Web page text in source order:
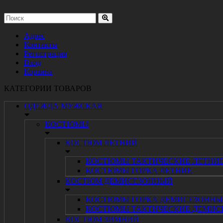
Адрес
Контакты
Регистрация
Вход
Корзина
КАТЕГОРИИ ТОВАРОВ
ОДЕЖДА МУЖСКАЯ
КОСТЮМЫ
КОСТЮМ ЛЕТНИЙ
КОСТЮМЫ ТАКТИЧЕСКИЕ
КОСТЮМЫ ГОРКА ЛЕТНИЕ
КОСТЮМ ДЕМИСЕЗОННЫЙ
КОСТЮМЫ ГОРКА
КОСТЮМЫ ТАКТИЧЕСКИЕ
КОСТЮМ ЗИМНИЙ